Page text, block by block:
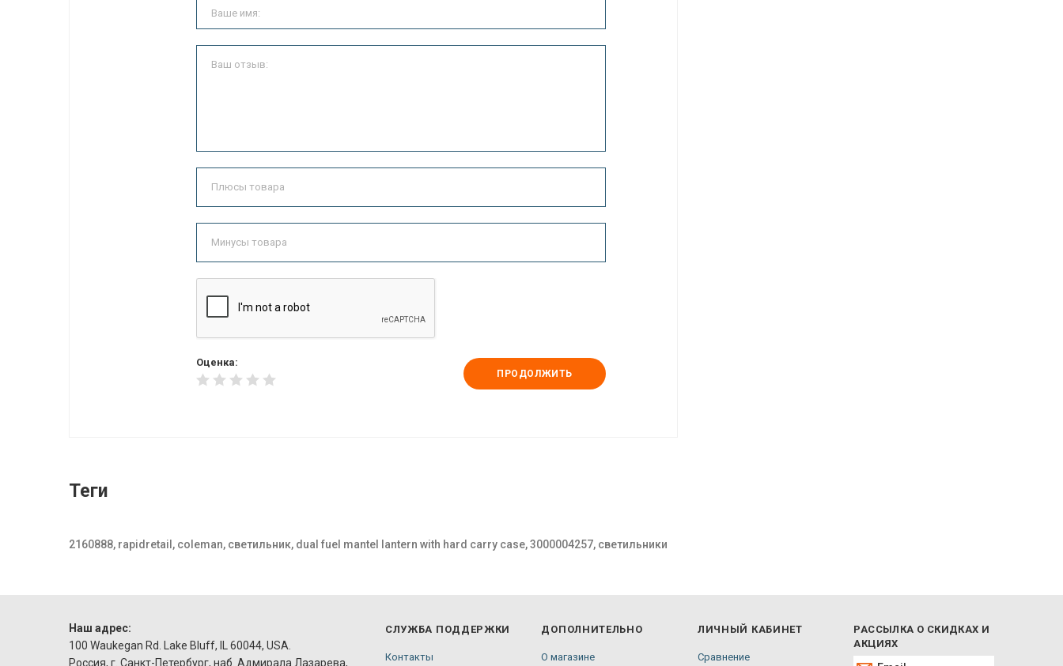
Оценка:
ПРОДОЛЖИТЬ
Теги
2160888, rapidretail, coleman, светильник, dual fuel mantel lantern with hard carry case, 3000004257, светильники
Наш адрес:
100 Waukegan Rd. Lake Bluff, IL 60044, USA.
Россия, г. Санкт-Петербург, наб. Адмирала Лазарева,
СЛУЖБА ПОДДЕРЖКИ
Контакты
ДОПОЛНИТЕЛЬНО
О магазине
ЛИЧНЫЙ КАБИНЕТ
Сравнение
РАССЫЛКА О СКИДКАХ И
АКЦИЯХ